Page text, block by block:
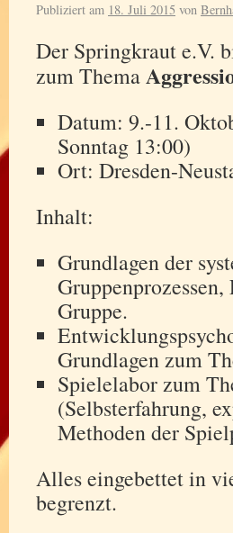
Publiziert am 18. Juli 2015 von
Der Springkraut e.V.
zum Thema
Datum: 9.-11.
Sonntag 13:00)
Ort: Dresden-
Inhalt:
Grundlagen der
Gruppe.
Grundlagen zum
Spielelabor zum
(Selbsterfahrung,
Methoden der
Alles eingebettet in
begrenzt.